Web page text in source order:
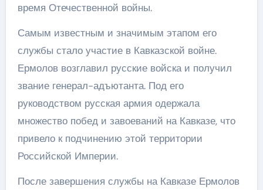
время Отечественной войны.
Самым известным и значимым этапом его
службы стало участие в Кавказской войне.
Ермолов возглавил русские войска и получил
звание генерал-адъютанта. Под его
руководством русская армия одержала
множество побед и завоеваний на Кавказе, что
привело к подчинению этой территории
Российской Империи.
После завершения службы на Кавказе Ермолов